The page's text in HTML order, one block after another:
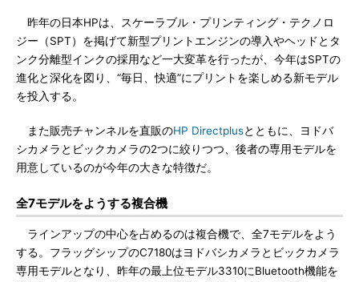
昨年の日本HPは、スケーラブル・プリンティング・テクノロ
ジー（SPT）を掲げて新型プリントエンジンの導入やヘッドとタ
ンク分離型インクの採用など一大変革を行ったが、今年はSPTの
進化と深化を図り、“毎日、快適”にプリントを楽しめる新モデル
を投入する。
また販売チャンネルを直販のHP Directplusとともに、ヨドバ
シカメラとビックカメラの2つに絞りつつ、後者の専用モデルを
用意しているのが今年の大きな特徴だ。
全7モデルをようする複合機
ラインアップの中心を占めるのは複合機で、全7モデルをよう
する。フラッグシップのC7180はヨドバシカメラとビックカメラ
専用モデルとなり、昨年の最上位モデル3310にBluetooth機能を